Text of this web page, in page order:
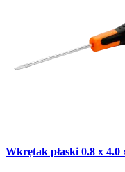
Wkrętak płaski 0.8 x 4.0